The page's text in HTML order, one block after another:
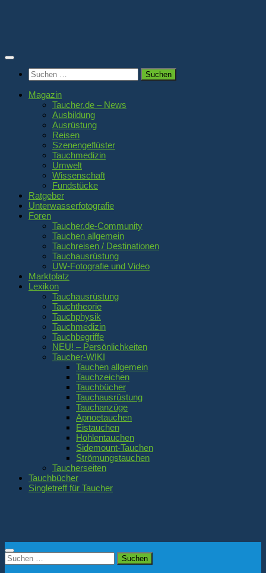
Suchen
nach:
Magazin
Taucher.de – News
Ausbildung
Ausrüstung
Reisen
Szenengeflüster
Tauchmedizin
Umwelt
Wissenschaft
Fundstücke
Ratgeber
Unterwasserfotografie
Foren
Taucher.de-Community
Tauchen allgemein
Tauchreisen / Destinationen
Tauchausrüstung
UW-Fotografie und Video
Marktplatz
Lexikon
Tauchausrüstung
Tauchtheorie
Tauchphysik
Tauchmedizin
Tauchbegriffe
NEU! – Persönlichkeiten
Taucher-WIKI
Tauchen allgemein
Tauchzeichen
Tauchbücher
Tauchausrüstung
Tauchanzüge
Apnoetauchen
Eistauchen
Höhlentauchen
Sidemount-Tauchen
Strömungstauchen
Taucherseiten
Tauchbücher
Singletreff für Taucher
Suchen
nach: